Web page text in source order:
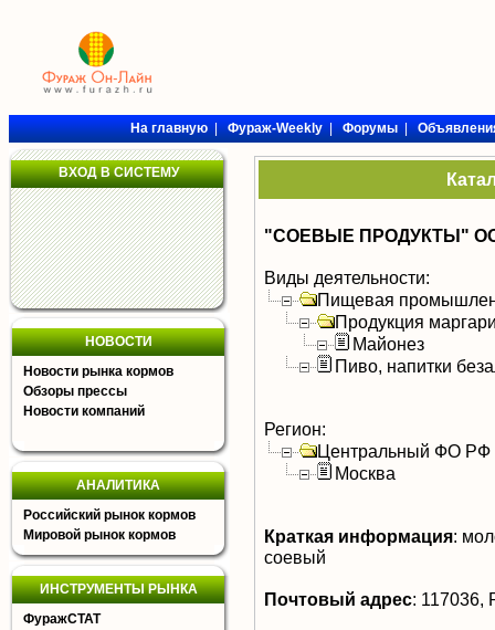
На главную|Фураж-Weekly|Форумы|
ВХОД В СИСТЕМУ
НОВОСТИ
Новости рынка кормов
Обзоры прессы
Новости компаний
АНАЛИТИКА
Российский рынок кормов
Мировой рынок кормов
ИНСТРУМЕНТЫ РЫНКА
ФуражСТАТ
"СОЕВЫЕ ПРОДУКТЫ"
Виды деятельности:
Пищевая
Продукция
Майонез
Пиво, напитки
Регион:
Центральный ФО РФ
Москва
Краткая информация:
соевый
Почтовый адрес: 117036,